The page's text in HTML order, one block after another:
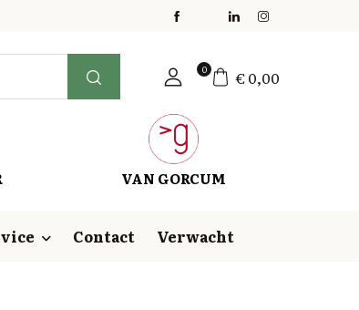
0 €0,00
VAN GORCUM
Contact Verwacht